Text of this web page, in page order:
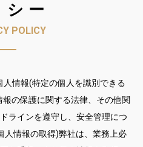
シー
POLICY
情報(特定の個人を識別できる
の保護に関する法律、その他関
ラインを遵守し、安全管理につ
人情報の取得)弊社は、業務上必